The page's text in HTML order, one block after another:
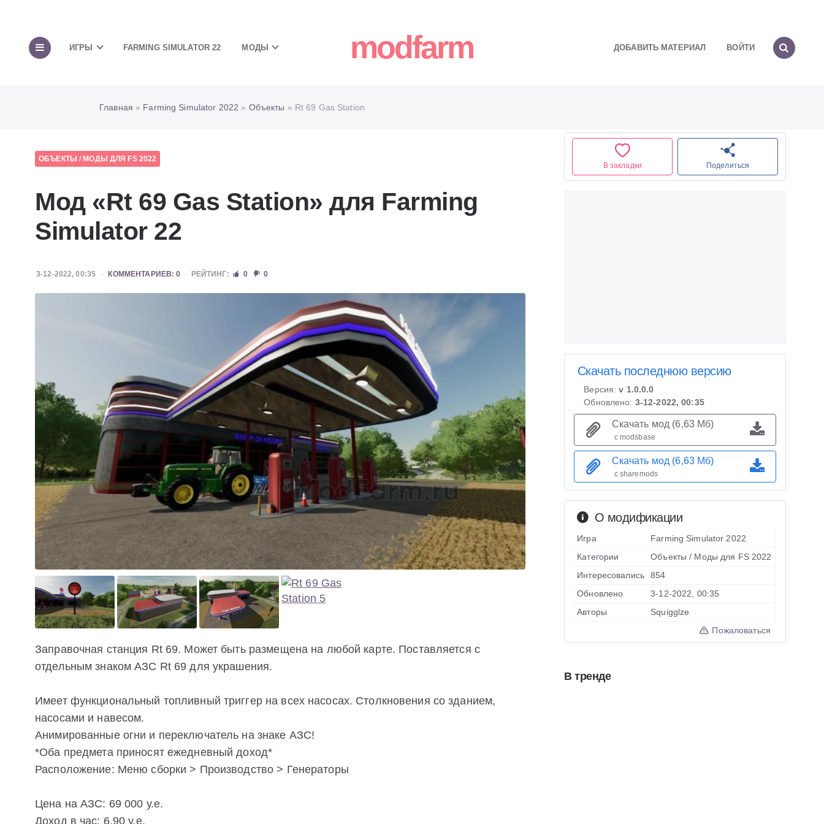
ИГРЫ FARMING SIMULATOR 22 МОДЫ modfarm ДОБАВИТЬ МАТЕРИАЛ ВОЙТИ
Главная » Farming Simulator 2022 » Объекты » Rt 69 Gas Station
ОБЪЕКТЫ / МОДЫ ДЛЯ FS 2022
Мод «Rt 69 Gas Station» для Farming
Simulator 22
3-12-2022, 00:35 КОММЕНТАРИЕВ: 0 РЕЙТИНГ: 0 0
Заправочная станция Rt 69. Может быть размещена на любой карте. Поставляется с
отдельным знаком АЗС Rt 69 для украшения.
Имеет функциональный топливный триггер на всех насосах. Столкновения со зданием,
насосами и навесом.
Анимированные огни и переключатель на знаке АЗС!
*Оба предмета приносят ежедневный доход*
Расположение: Меню сборки > Производство > Генераторы
Цена на АЗС: 69 000 у.е.
Доход в час: 6,90 у.е.
В закладки Поделиться
О модификации
Игра
Farming Simulator 2022
Категории
Объекты / Моды для FS 2022
Интересовались
854
Обновлено
3-12-2022, 00:35
Авторы
Squigglze
Пожаловаться
Скачать последнюю версию
Версия:v 1.0.0.0
Обновлено: 3-12-2022, 00:35
Скачать мод (6,63 Мб)
с modsbase
Скачать мод (6,63 Мб)
с sharemods
В тренде